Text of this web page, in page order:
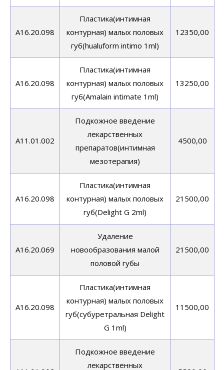
A16.20.098
Пластика(интимная
контурная) малых половых
губ(hualuform intimo 1ml)
12350,00
A16.20.098
Пластика(интимная
контурная) малых половых
губ(Amalain intimate 1ml)
13250,00
A11.01.002
Подкожное введение
лекарственных
препаратов(интимная
мезотерапия)
4500,00
A16.20.098
Пластика(интимная
контурная) малых половых
губ(Delight G 2ml)
21500,00
А16.20.069
Удаление
новообразования малой
половой губы
21500,00
A16.20.098
Пластика(интимная
контурная) малых половых
губ(субуретральная Delight
G 1ml)
11500,00
Подкожное введение
лекарственных